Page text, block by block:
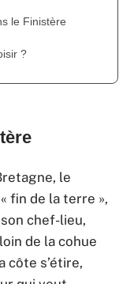
le Finistère
?
le
fin de la terre »,
chef-lieu,
de la cohue
côte s’étire,